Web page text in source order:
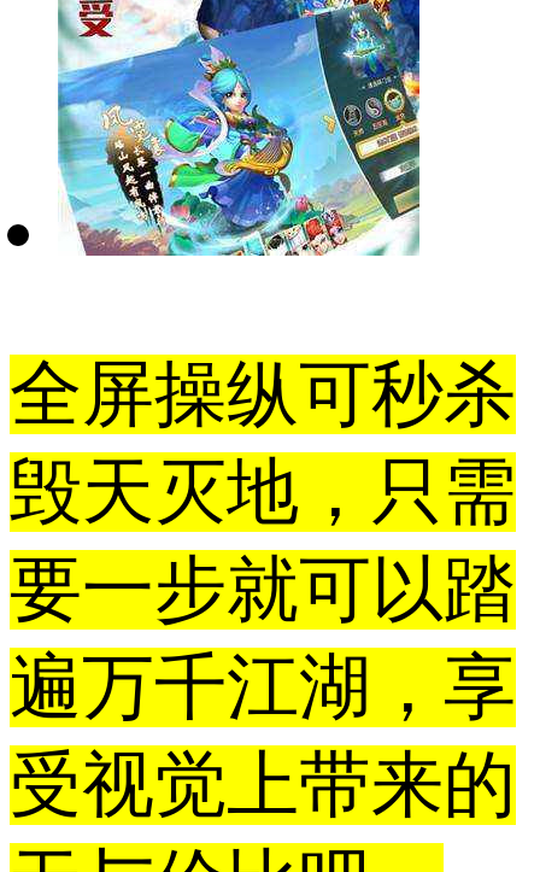
全屏操纵可秒杀
毁天灭地，只需
要一步就可以踏
遍万千江湖，享
受视觉上带来的